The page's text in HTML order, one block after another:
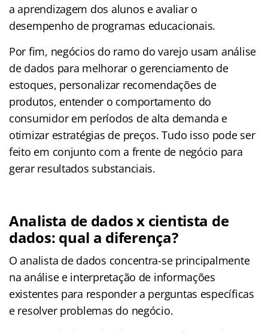
a aprendizagem dos alunos e avaliar o
desempenho de programas educacionais.
Por fim, negócios do ramo do varejo usam análise
de dados para melhorar o gerenciamento de
estoques, personalizar recomendações de
produtos, entender o comportamento do
consumidor em períodos de alta demanda e
otimizar estratégias de preços. Tudo isso pode ser
feito em conjunto com a frente de negócio para
gerar resultados substanciais.
Analista de dados x cientista de
dados: qual a diferença?
O analista de dados concentra-se principalmente
na análise e interpretação de informações
existentes para responder a perguntas específicas
e resolver problemas do negócio.